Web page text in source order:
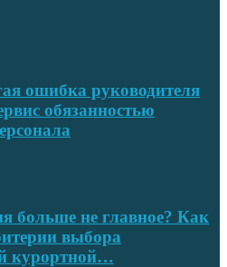
ошибка руководителя
обязанностью
больше не главное? Как
выбора
курортной…